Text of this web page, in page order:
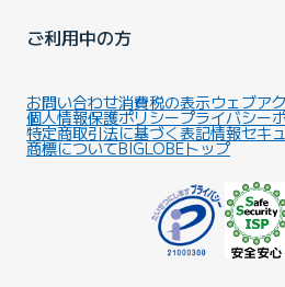
ご利用中の方
お問い合わせ消費税の表示ウェブア
個人情報保護ポリシープライバシー
特定商取引法に基づく表記情報セキ
商標についてBIGLOBEトップ